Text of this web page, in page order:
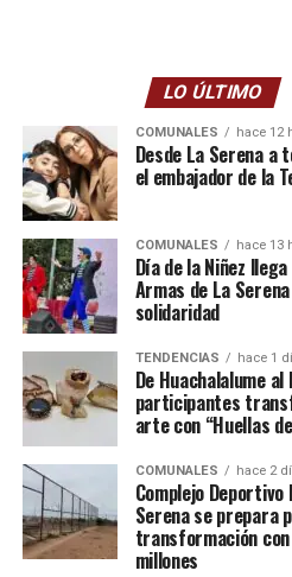
LO ÚLTIMO
COMUNALES hace 12
Desde La Serena a
el embajador de la
COMUNALES hace 13
Día de la Niñez
Armas de La
solidaridad
TENDENCIAS hace 1
De Huachalalume
participantes
arte con “Huellas
COMUNALES hace 2
Complejo
Serena se prepara
transformación
millones